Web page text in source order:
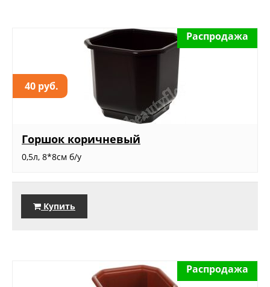
40 руб.
Распродажа
Горшок коричневый
0,5л, 8*8см б/у
Купить
Распродажа